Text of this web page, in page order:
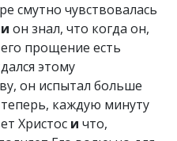
смутно чувствовалась
и он знал, что когда он,
прощение есть
этому
он испытал больше
теперь, каждую минуту
Христос и что,